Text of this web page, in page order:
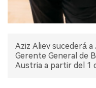
Aziz Aliev sucederá
Gerente General de
Austria a partir del 1